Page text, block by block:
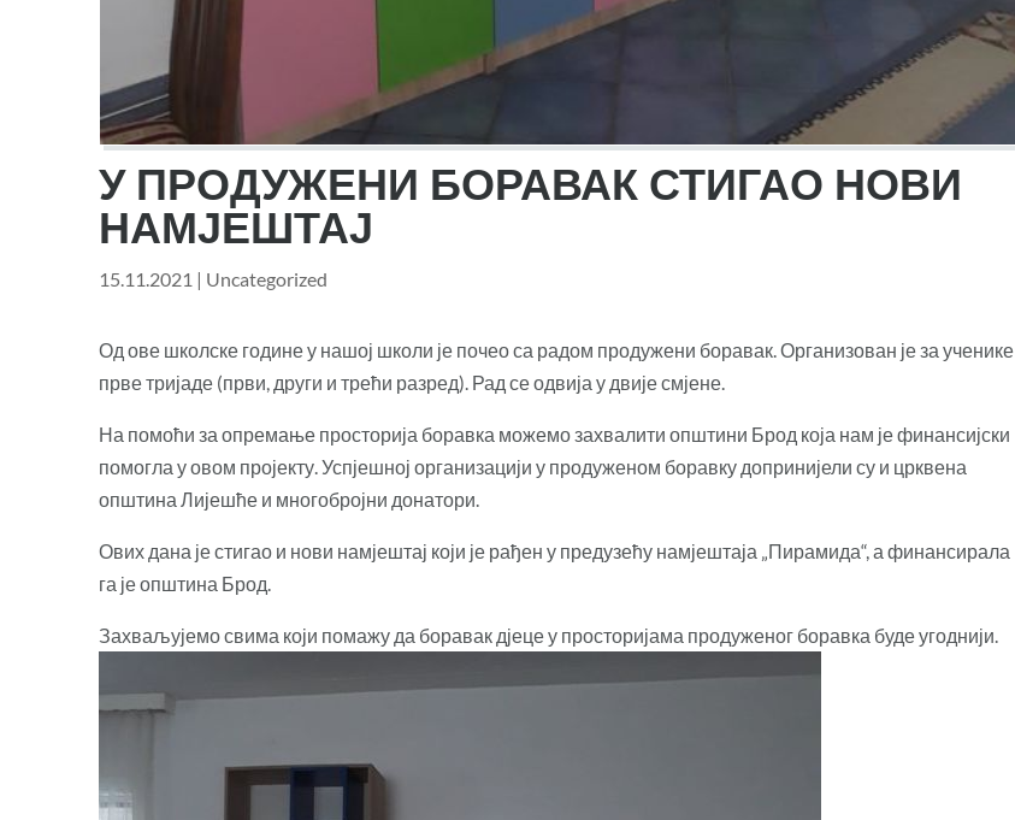
У ПРОДУЖЕНИ БОРАВАК СТИГАО НОВИ
НАМЈЕШТАЈ
15.11.2021 | Uncategorized
Од ове школске године у нашој школи је почео са радом продужени боравак. Организован је за ученике
прве тријаде (први, други и трећи разред). Рад се одвија у двије смјене.
На помоћи за опремање просторија боравка можемо захвалити општини Брод која нам је финансијски
помогла у овом пројекту. Успјешној организацији у продуженом боравку допринијели су и црквена
општина Лијешће и многобројни донатори.
Ових дана је стигао и нови намјештај који је рађен у предузећу намјештаја „Пирамида“, а финансирала
га је општина Брод.
Захваљујемо свима који помажу да боравак дјеце у просторијама продуженог боравка буде угоднији.